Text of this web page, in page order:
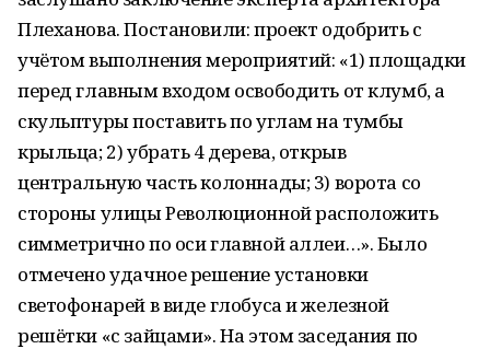
Плеханова. Постановили: проект одобрить с
учётом выполнения мероприятий: «1) площадки
перед главным входом освободить от клумб, а
скульптуры поставить по углам на тумбы
крыльца; 2) убрать 4 дерева, открыв
центральную часть колоннады; 3) ворота со
стороны улицы Революционной расположить
симметрично по оси главной аллеи…». Было
отмечено удачное решение установки
светофонарей в виде глобуса и железной
решётки «с зайцами». На этом заседания по